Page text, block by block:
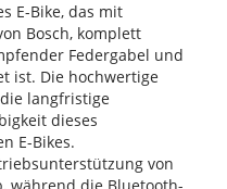
E-Bike, das mit
Bosch, komplett
Federgabel und
ist. Die hochwertige
langfristige
dieses
E-Bikes.
von